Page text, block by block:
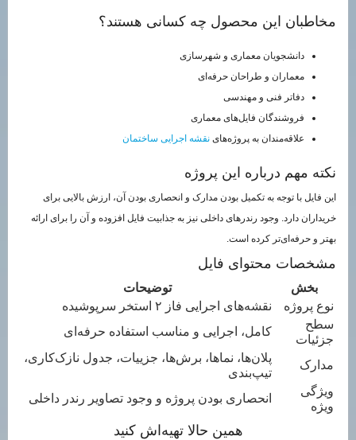
مخاطبان این محصول چه کسانی هستند؟
دانشجویان معماری و شهرسازی
معماران و طراحان حرفه‌ای
دفاتر فنی و مهندسی
فروشندگان فایل‌های معماری
علاقه‌مندان به پروژه‌های نقشه اجرایی ساختمان
نکته مهم درباره این پروژه
این فایل با توجه به تکمیل بودن مدارک و انحصاری بودن آن، ارزش بالایی برای
خریداران دارد. وجود رندرهای داخلی نیز به جذابیت فایل افزوده و آن را برای ارائه
بهتر و حرفه‌ای‌تر کرده است.
مشخصات محتوای فایل
بخش
توضیحات
نوع پروژه
نقشه‌های اجرایی فاز ۲ استخر سرپوشیده
سطح
جزئیات
کامل، اجرایی و مناسب استفاده حرفه‌ای
مدارک
پلان‌ها، نماها، برش‌ها، جزییات، جدول نازک‌کاری،
تیپ‌بندی
ویژگی
ویژه
انحصاری بودن پروژه و وجود تصاویر رندر داخلی
همین حالا تهیه‌اش کنید